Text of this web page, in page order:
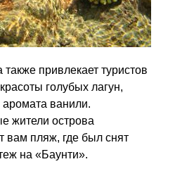
привлекает туристов
голубых лагун,
аромата ванили.
жители острова
вам пляж, где был снят
на «Баунти».